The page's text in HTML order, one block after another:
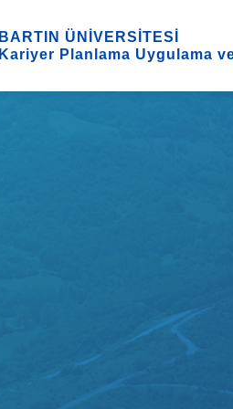
BARTIN ÜNİVERSİTESİ
Kariyer Planlama Uygulama